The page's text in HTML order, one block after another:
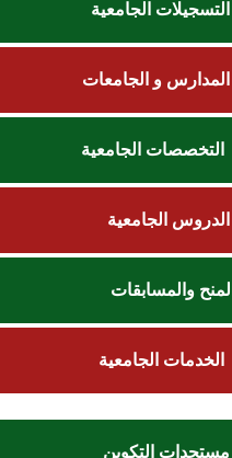
التسجيلات الجامعية
المدارس و الجامعات
التخصصات الجامعية
الدروس الجامعية
المنح والمسابقات
الخدمات الجامعية
مستجدات التكوين